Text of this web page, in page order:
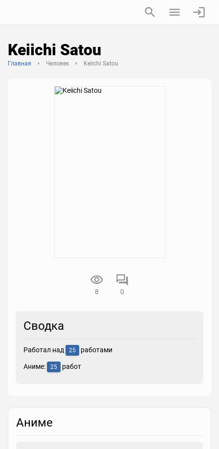
Keiichi Satou
Главная Человек Keiichi Satou
8 0
Сводка
Работал над 25 работами
Аниме: 25 работ
Аниме